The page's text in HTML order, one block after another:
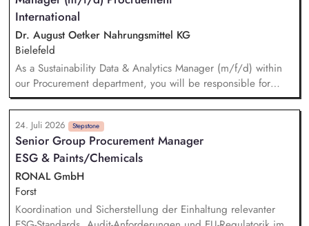
International
Dr. August Oetker Nahrungsmittel KG
Bielefeld
As a Sustainability Data & Analytics Manager (m/f/d) within
our Procurement department, you will be responsible for
managing sustainability-related data and translating
sustainability requirements into data, system, and reporting
solutions. You will be responsible for the functional
management of data across relevant IT systems and data
landscapes, including SAP MM/BW, CO₂ accounting tool,
Datasphere, Databricks, SRM, and Sedex, ensuring that
sustainability-related procurement data are structured,
consistent, and readily available for use. You will further
develop meaningful reports and KPIs to steer international
24. Juli 2026 Stepstone
Senior Group Procurement Manager
ESG & Paints/Chemicals
RONAL GmbH
Forst
Koordination und Sicherstellung der Einhaltung relevanter